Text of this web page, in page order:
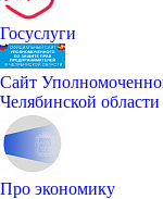
Госуслуги
Сайт
Челябинской области
Про экономику